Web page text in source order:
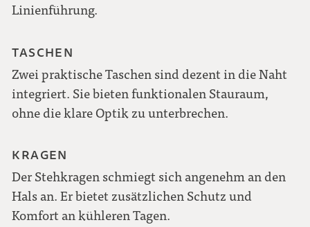
Linienführung.
TASCHEN
Zwei praktische Taschen sind dezent in die Naht
integriert. Sie bieten funktionalen Stauraum,
ohne die klare Optik zu unterbrechen.
KRAGEN
Der Stehkragen schmiegt sich angenehm an den
Hals an. Er bietet zusätzlichen Schutz und
Komfort an kühleren Tagen.